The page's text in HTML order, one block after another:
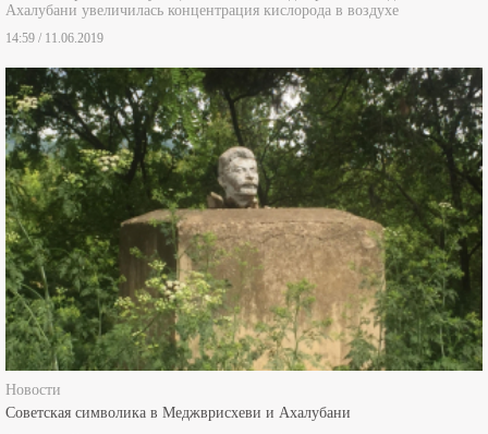
14:59 / 11.06.2019
Новости
Советская символика в Меджврисхеви и Ахалубани
Согласно Хартии свободы, государство обязуется ужесточить меры в